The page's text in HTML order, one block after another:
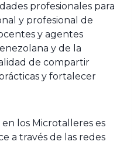
profesionales para
y profesional de
y agentes
y de la
de compartir
y fortalecer
los Microtalleres es
a través de las redes